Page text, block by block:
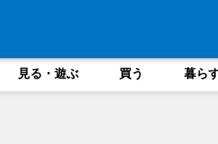
見る・遊ぶ 買う 暮ら